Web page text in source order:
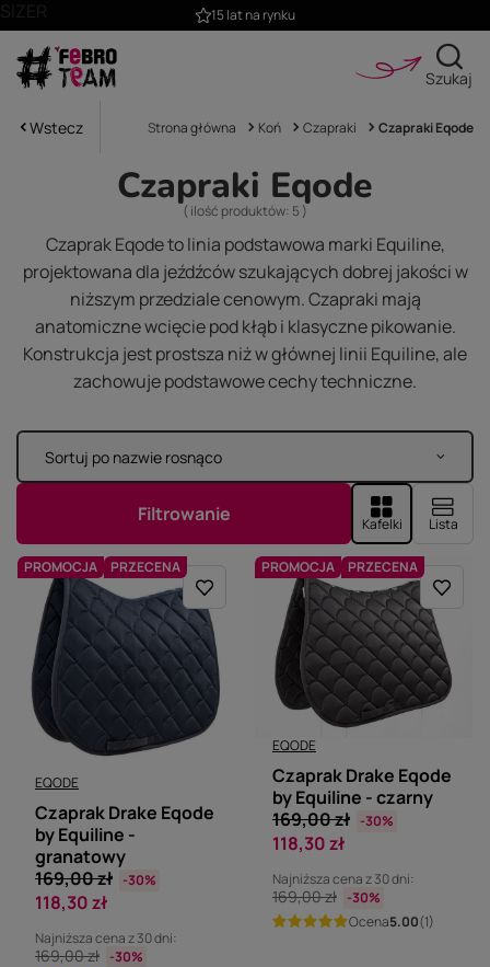
15 lat na rynku
Szukaj
Wstecz Strona główna Koń Czapraki Czapraki Eqode
Czapraki Eqode
( ilość produktów: 5 )
Czaprak Eqode to linia podstawowa marki Equiline,
projektowana dla jeźdźców szukających dobrej jakości w
niższym przedziale cenowym. Czapraki mają
anatomiczne wcięcie pod kłąb i klasyczne pikowanie.
Konstrukcja jest prostsza niż w głównej linii Equiline, ale
zachowuje podstawowe cechy techniczne.
Zmień sortowanie
Sortuj po nazwie rosnąco
Filtrowanie Kafelki Lista
PROMOCJA PRZECENA
EQODE
Czaprak Drake Eqode
by Equiline -
granatowy
118,30 zł
Najniższa cena z 30 dni:
169,00 zł -30%
169,00 zł -30%
PROMOCJA PRZECENA
EQODE
Czaprak Drake Eqode
by Equiline - czarny
118,30 zł
Najniższa cena z 30 dni:
169,00 zł -30%
169,00 zł -30%
Ocena5.00(1)